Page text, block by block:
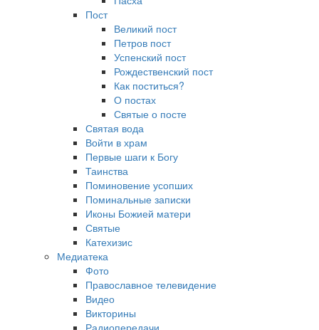
Пост
Великий пост
Петров пост
Успенский пост
Рождественский пост
Как поститься?
О постах
Святые о посте
Святая вода
Войти в храм
Первые шаги к Богу
Таинства
Поминовение усопших
Поминальные записки
Иконы Божией матери
Святые
Катехизис
Медиатека
Фото
Православное телевидение
Видео
Викторины
Радиопередачи